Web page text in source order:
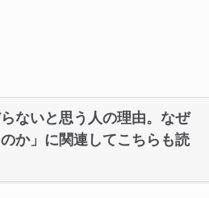
ないと思う人の理由。なぜ
か」に関連してこちらも読